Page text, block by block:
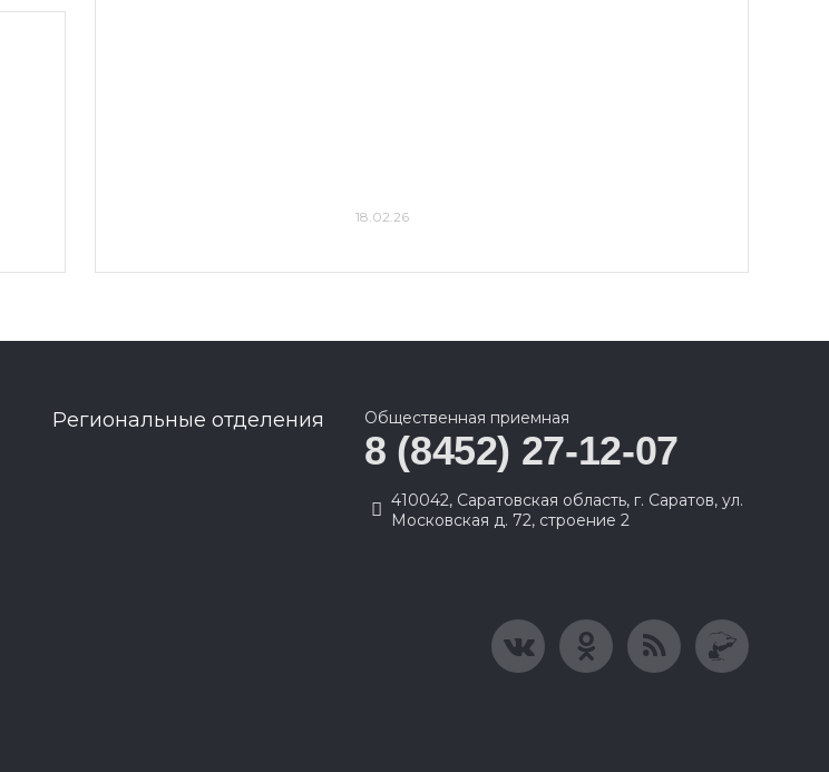
18.02.26
Региональные отделения Общественная приемная
8 (8452) 27-12-07
410042, Саратовская область, г. Саратов, ул.
Московская д. 72, строение 2